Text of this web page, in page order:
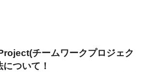
チームワークプロジェク
について！